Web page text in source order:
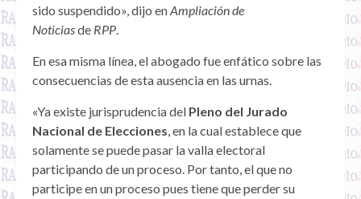
sido suspendido», dijo enAmpliación de
Noticiasde RPP.
En esa misma línea, el abogado fue enfático sobre las
consecuencias de esta ausencia en las urnas.
«Ya existe jurisprudencia del Pleno del Jurado
Nacional de Elecciones, en la cual establece que
solamente se puede pasar la valla electoral
participando de un proceso. Por tanto, el que no
participe en un proceso pues tiene que perder su